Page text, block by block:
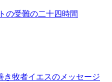
の受難の二十四時間
き牧者イエスのメッセージ